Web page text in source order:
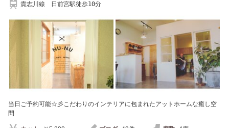
貴志川線 日前宮駅徒歩10分
当日ご予約可能☆彡こだわりのインテリアに包まれたアットホームな癒し空
間